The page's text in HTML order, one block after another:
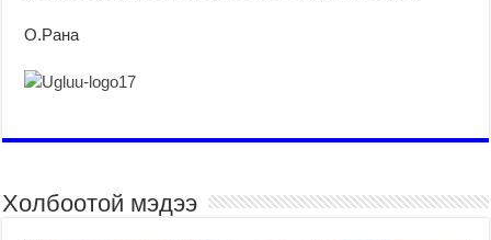
О.Рана
Холбоотой мэдээ